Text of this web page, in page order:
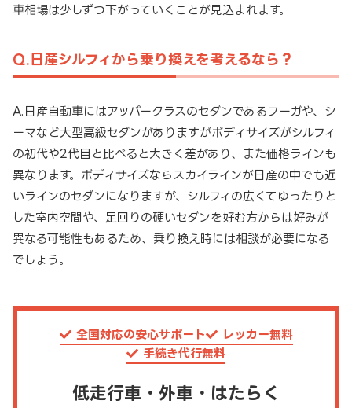
車相場は少しずつ下がっていくことが見込まれます。
Q.日産シルフィから乗り換えを考えるなら？
A.日産自動車にはアッパークラスのセダンであるフーガや、シ
ーマなど大型高級セダンがありますがボディサイズがシルフィ
の初代や2代目と比べると大きく差があり、また価格ラインも
異なります。ボディサイズならスカイラインが日産の中でも近
いラインのセダンになりますが、シルフィの広くてゆったりと
した室内空間や、足回りの硬いセダンを好む方からは好みが
異なる可能性もあるため、乗り換え時には相談が必要になる
でしょう。
全国対応の安心サポート
レッカー無料
手続き代行無料
低走行車・外車・はたらく